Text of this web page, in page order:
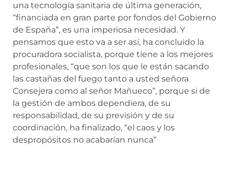
una tecnología sanitaria de última generación,
“financiada en gran parte por fondos del Gobierno
de España”, es una imperiosa necesidad. Y
pensamos que esto va a ser así, ha concluido la
procuradora socialista, porque tiene a los mejores
profesionales, “que son los que le están sacando
las castañas del fuego tanto a usted señora
Consejera como al señor Mañueco”, porque si de
la gestión de ambos dependiera, de su
responsabilidad, de su previsión y de su
coordinación, ha finalizado, “el caos y los
despropósitos no acabarían nunca”